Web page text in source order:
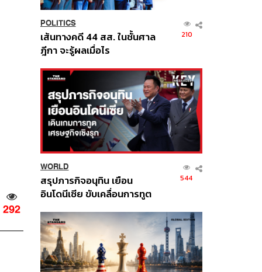
292
POLITICS
เส้นทางคดี 44 สส. ในชั้นศาล
ฎีกา จะรู้ผลเมื่อไร
210
WORLD
สรุปภารกิจอนุทิน เยือน
อินโดนีเซีย ขับเคลื่อนการทูต
ส่วนยุทธศาสตร์ไทย –
อินโดนีเซีย
544